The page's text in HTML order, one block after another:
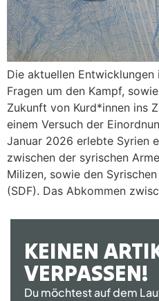
Die aktuellen Entwicklungen
Fragen um den Kampf,
Zukunft von Kurd*innen ins
einem Versuch der
Januar 2026 erlebte Syrien
zwischen der syrischen
Milizen, sowie den
(SDF). Das Abkommen
KEINEN
VERPASSEN!
Du möchtest auf dem